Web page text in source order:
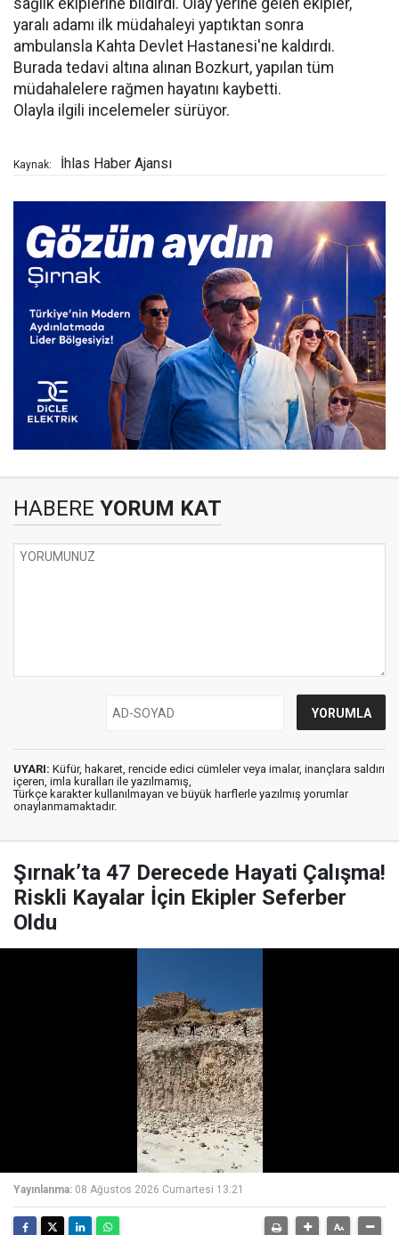
sağlık ekiplerine bildirdi. Olay yerine gelen ekipler,
yaralı adamı ilk müdahaleyi yaptıktan sonra
ambulansla Kahta Devlet Hastanesi'ne kaldırdı.
Burada tedavi altına alınan Bozkurt, yapılan tüm
müdahalelere rağmen hayatını kaybetti.
Olayla ilgili incelemeler sürüyor.
Kaynak: İhlas Haber Ajansı
HABERE YORUM KAT
UYARI: Küfür, hakaret, rencide edici cümleler veya imalar, inançlara saldırı
içeren, imla kuralları ile yazılmamış,
Türkçe karakter kullanılmayan ve büyük harflerle yazılmış yorumlar
onaylanmamaktadır.
Şırnak’ta 47 Derecede Hayati Çalışma!
Riskli Kayalar İçin Ekipler Seferber
Oldu
Yayınlanma: 08 Ağustos 2026 Cumartesi 13:21